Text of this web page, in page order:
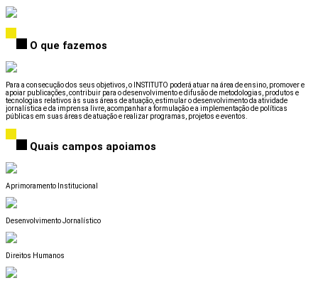
O que fazemos
Para a consecução dos seus objetivos, o INSTITUTO poderá atuar na área de ensino, promover e
apoiar publicações, contribuir para o desenvolvimento e difusão de metodologias, produtos e
tecnologias relativos às suas áreas de atuação, estimular o desenvolvimento da atividade
jornalística e da imprensa livre, acompanhar a formulação e a implementação de políticas
públicas em suas áreas de atuação e realizar programas, projetos e eventos.
Quais campos apoiamos
Aprimoramento Institucional
Desenvolvimento Jornalístico
Direitos Humanos